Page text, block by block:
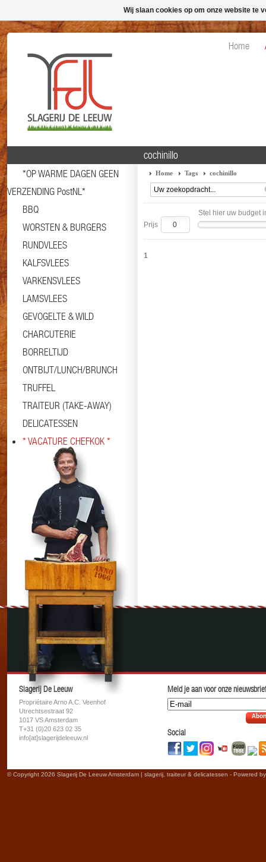
Home
*OP WARME DAGEN GEEN
VERZENDING PostNL*
BBQ
WORSTEN & BURGERS
RUNDVLEES
KALFSVLEES
VARKENSVLEES
LAMSVLEES
GEVOGELTE & WILD
CHARCUTERIE
BORRELTIJD
ONTBIJT/LUNCH/BRUNCH
TRUFFEL
TRAITEUR (TAKE-AWAY)
DELICATESSEN
* VACATURE CHEFKOK *
cochinillo
Home Tags cochinillo
Stel hier uw budget
Prijs
1
Slagerij De Leeuw
Propriétaire Arno A.C. Veenhof
Utrechtsestraat 92
1017 VS Amsterdam
T+31 (0)20 623 02 35
info[at]slagerijdeleeuw.nl
Meld je aan voor onze
Social
© Copyright 2026 Slagerij De Leeuw Amsterdam | slagerij, traiteur & delicatessen - Powered
Wij slaan cookies op om onze website te